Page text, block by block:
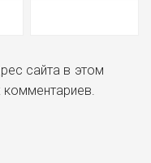
сайта в этом